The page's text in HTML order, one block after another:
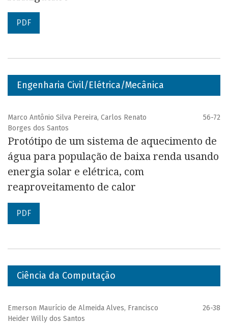
PDF
Engenharia Civil/Elétrica/Mecânica
Marco Antônio Silva Pereira, Carlos Renato
Borges dos Santos
56-72
Protótipo de um sistema de aquecimento de
água para população de baixa renda usando
energia solar e elétrica, com
reaproveitamento de calor
PDF
Ciência da Computação
Emerson Maurício de Almeida Alves, Francisco
Heider Willy dos Santos
26-38